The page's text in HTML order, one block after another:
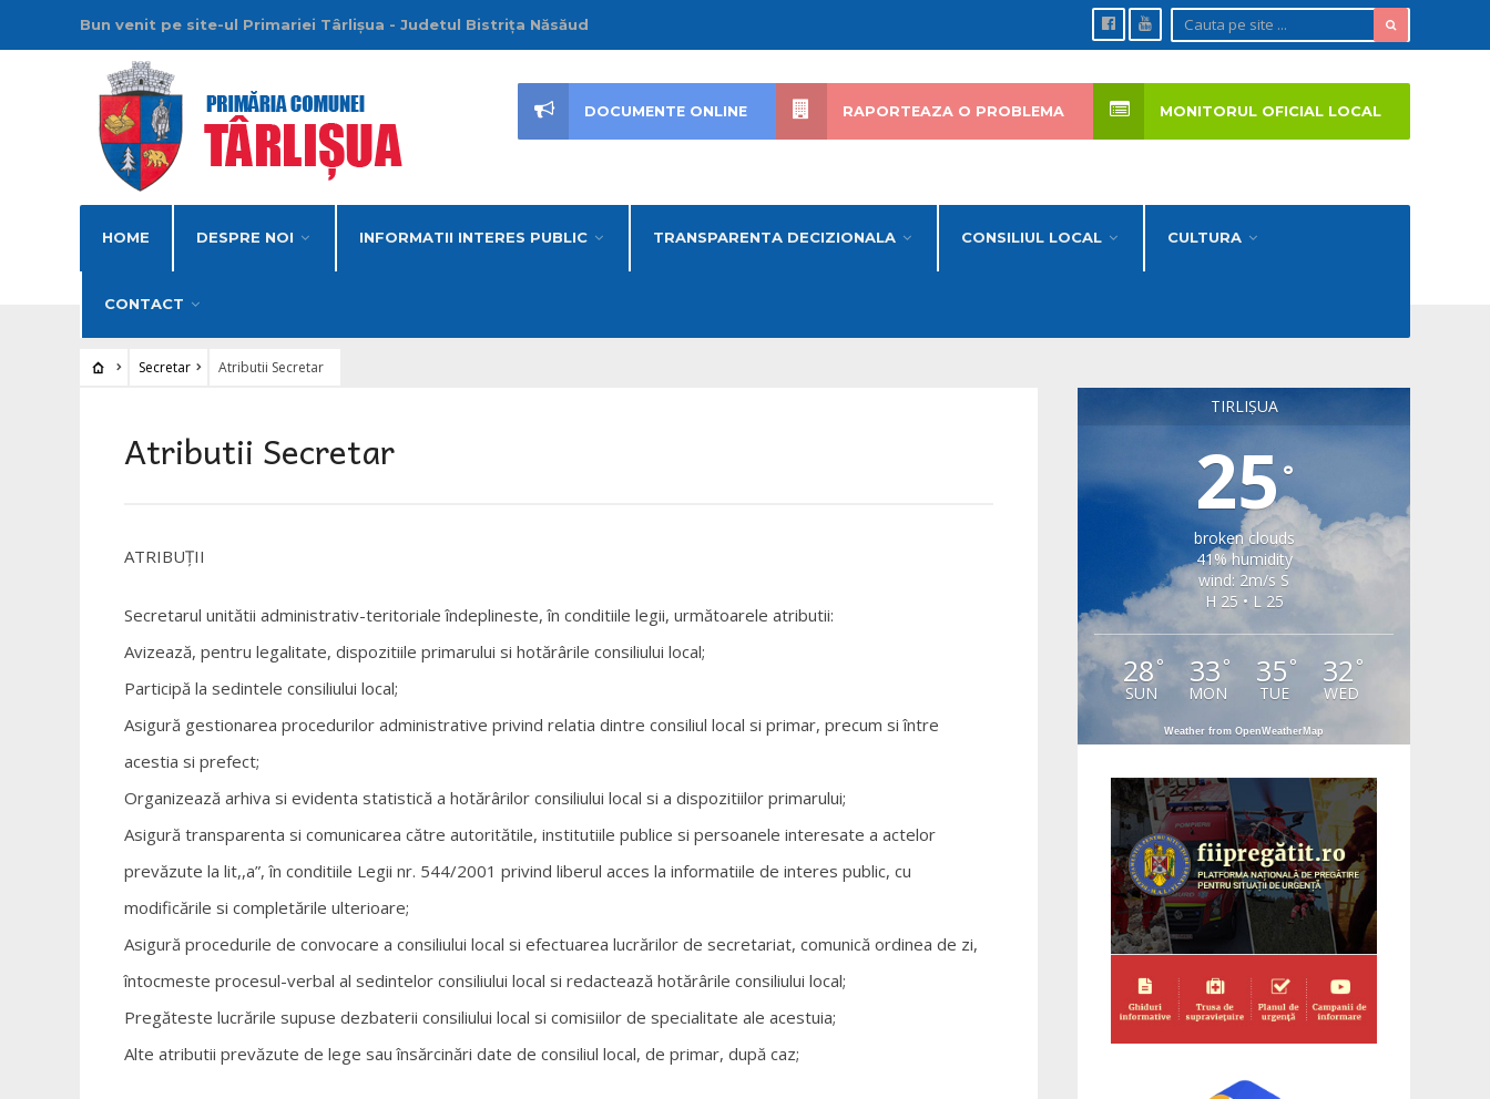
Bun venit pe site-ul Primariei Târlișua - Judetul Bistrița Năsăud
HOME DESPRE NOI INFORMATII INTERES PUBLIC TRANSPARENTA DECIZIONALA CONSILIUL LOCAL CULTURA
CONTACT
DOCUMENTE ONLINE RAPORTEAZA O PROBLEMA MONITORUL OFICIAL LOCAL
Secretar Atributii Secretar
Atributii Secretar
ATRIBUȚII
Secretarul unitătii administrativ-teritoriale îndeplineste, în conditiile legii, următoarele atributii:
Avizează, pentru legalitate, dispozitiile primarului si hotărârile consiliului local;
Participă la sedintele consiliului local;
Asigură gestionarea procedurilor administrative privind relatia dintre consiliul local si primar, precum si între
acestia si prefect;
Organizează arhiva si evidenta statistică a hotărârilor consiliului local si a dispozitiilor primarului;
Asigură transparenta si comunicarea către autoritătile, institutiile publice si persoanele interesate a actelor
prevăzute la lit,,a”, în conditiile Legii nr. 544/2001 privind liberul acces la informatiile de interes public, cu
modificările si completările ulterioare;
Asigură procedurile de convocare a consiliului local si efectuarea lucrărilor de secretariat, comunică ordinea de zi,
întocmeste procesul-verbal al sedintelor consiliului local si redactează hotărârile consiliului local;
Pregăteste lucrările supuse dezbaterii consiliului local si comisiilor de specialitate ale acestuia;
Alte atributii prevăzute de lege sau însărcinări date de consiliul local, de primar, după caz;
TIRLIȘUA
25°
broken clouds
41% humidity
wind: 2m/s S
H 25 • L 25
28 °
SUN
33 °
MON
35 °
TUE
32 °
WED
Weather from OpenWeatherMap